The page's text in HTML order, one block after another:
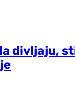
divljaju,